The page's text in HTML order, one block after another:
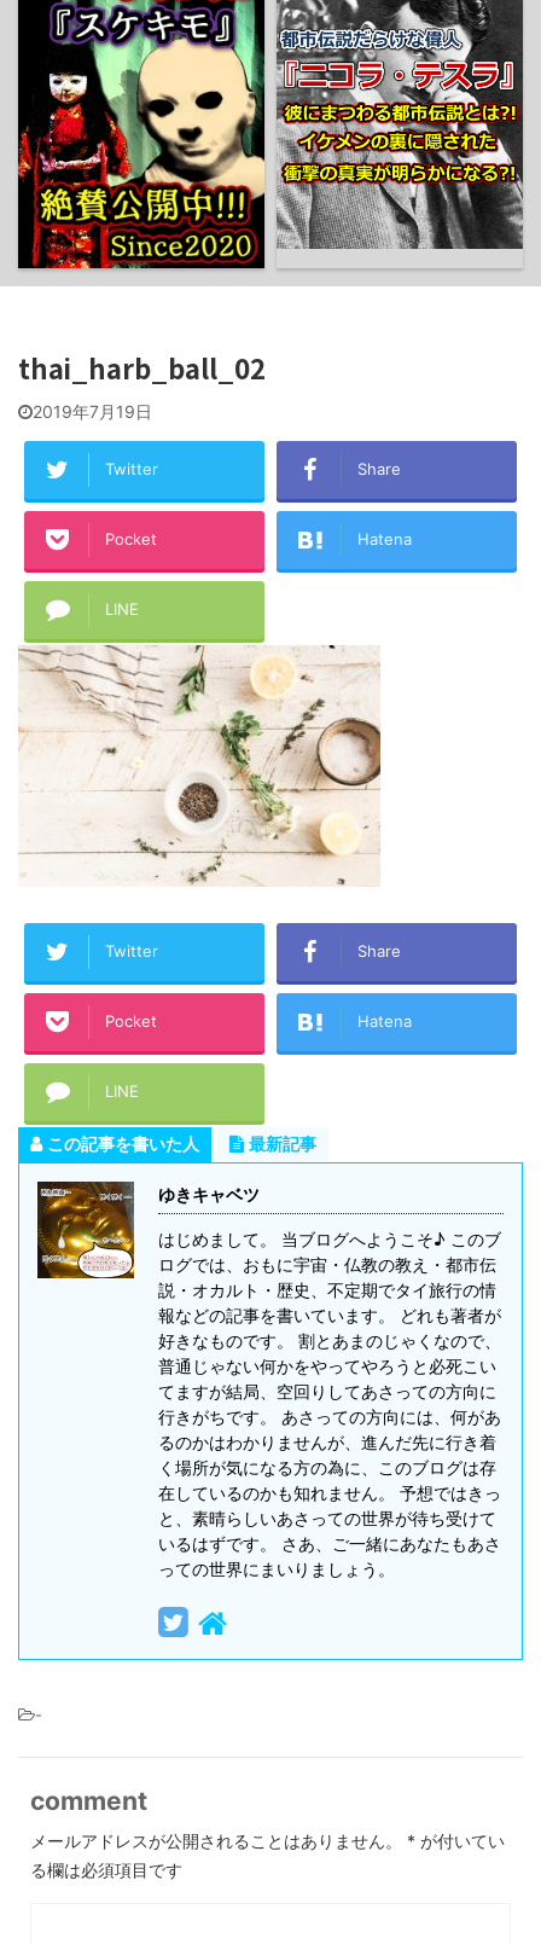
thai_harb_ball_02
2019年7月19日
Twitter Share
Pocket Hatena
LINE
Twitter Share
Pocket Hatena
LINE
この記事を書いた人 最新記事
ゆきキャベツ
はじめまして。 当ブログへようこそ♪ このブ
ログでは、おもに宇宙・仏教の教え・都市伝
説・オカルト・歴史、不定期でタイ旅行の情
報などの記事を書いています。 どれも著者が
好きなものです。 割とあまのじゃくなので、
普通じゃない何かをやってやろうと必死こい
てますが結局、空回りしてあさっての方向に
行きがちです。 あさっての方向には、何があ
るのかはわかりませんが、進んだ先に行き着
く場所が気になる方の為に、このブログは存
在しているのかも知れません。 予想ではきっ
と、素晴らしいあさっての世界が待ち受けて
いるはずです。 さあ、ご一緒にあなたもあさ
っての世界にまいりましょう。
-
comment
メールアドレスが公開されることはありません。 * が付いてい
る欄は必須項目です